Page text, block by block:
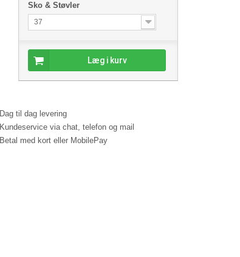
Sko & Støvler
37
Læg i kurv
Dag til dag levering
Kundeservice via chat, telefon og mail
Betal med kort eller MobilePay